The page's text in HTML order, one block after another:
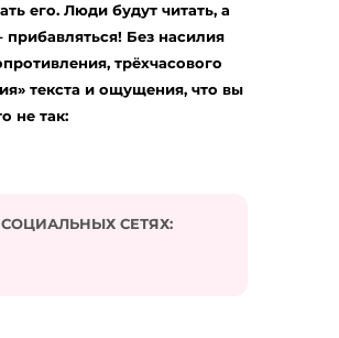
его. Люди будут читать, а
прибавляться! Без насилия
трёхчасового
текста и ощущения, что вы
не так:
СЕТЯХ: